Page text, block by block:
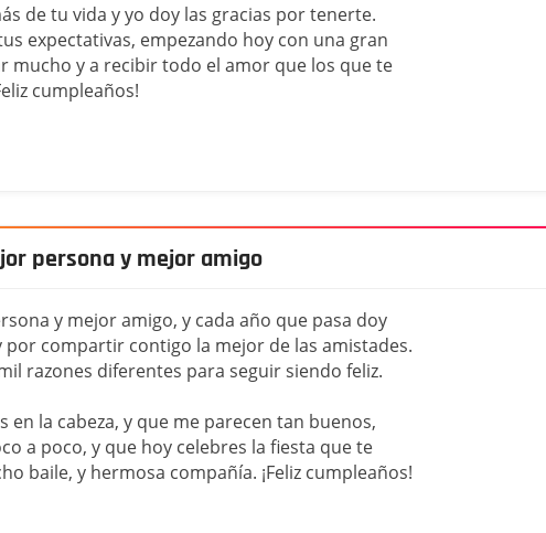
de tu vida y yo doy las gracias por tenerte.
expectativas, empezando hoy con una gran
mucho y a recibir todo el amor que los que te
cumpleaños!
persona y mejor amigo
y mejor amigo, y cada año que pasa doy
compartir contigo la mejor de las amistades.
razones diferentes para seguir siendo feliz.
en la cabeza, y que me parecen tan buenos,
a poco, y que hoy celebres la fiesta que te
baile, y hermosa compañía. ¡Feliz cumpleaños!